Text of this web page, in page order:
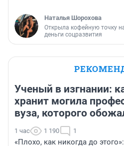
Наталья Шорохова
Открыла кофейную точку
деньги соцразвития
Ученый в изгнании:
хранит могила
вуза, которого
1 час 1 190 1
«Плохо, как никогда до